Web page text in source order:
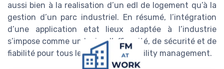
aussi bien à la realisation d’un edl de logement qu’à la
gestion d’un parc industriel. En résumé, l’intégration
d’une application etat lieux adaptée à l’industrie
s’impose comme un levier d’efficacité, de sécurité et de
fiabilité pour tous les acteurs du facility management.